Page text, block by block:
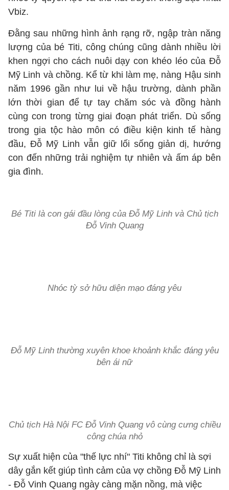
Vbiz.
Đằng sau những hình ảnh rạng rỡ, ngập tràn năng
lượng của bé Titi, công chúng cũng dành nhiều lời
khen ngợi cho cách nuôi dạy con khéo léo của Đỗ
Mỹ Linh và chồng. Kể từ khi làm mẹ, nàng Hậu sinh
năm 1996 gần như lui về hậu trường, dành phần
lớn thời gian để tự tay chăm sóc và đồng hành
cùng con trong từng giai đoạn phát triển. Dù sống
trong gia tộc hào môn có điều kiện kinh tế hàng
đầu, Đỗ Mỹ Linh vẫn giữ lối sống giản dị, hướng
con đến những trải nghiệm tự nhiên và ấm áp bên
gia đình.
Bé Titi là con gái đầu lòng của Đỗ Mỹ Linh và Chủ tịch
Đỗ Vinh Quang
Nhóc tỳ sở hữu diện mạo đáng yêu
Đỗ Mỹ Linh thường xuyên khoe khoảnh khắc đáng yêu
bên ái nữ
Chủ tịch Hà Nội FC Đỗ Vinh Quang vô cùng cưng chiều
công chúa nhỏ
Sự xuất hiện của "thế lực nhí" Titi không chỉ là sợi
dây gắn kết giúp tình cảm của vợ chồng Đỗ Mỹ Linh
- Đỗ Vinh Quang ngày càng mặn nồng, mà việc